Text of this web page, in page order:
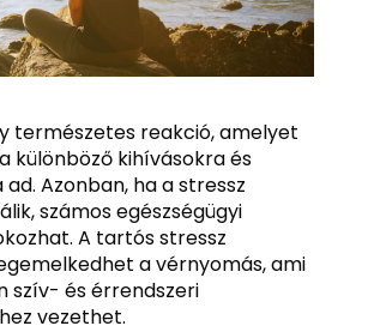
természetes reakció, amelyet
különböző kihívásokra és
Azonban, ha a stressz
számos egészségügyi
A tartós stressz
a vérnyomás, ami
szív- és érrendszeri
vezethet.